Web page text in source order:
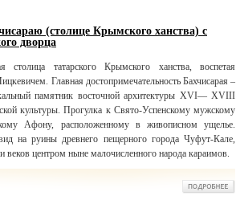
(столице Крымского ханства) с
дворца
столица татарского Крымского ханства, воспетая
Главная достопримечательность Бахчисарая –
памятник восточной архитектуры XVI— XVIII
культуры. Прогулка к Свято-Успенскому мужскому
Афону, расположенному в живописном ущелье.
на руины древнего пещерного города Чуфут-Кале,
веков центром ныне малочисленного народа караимов.